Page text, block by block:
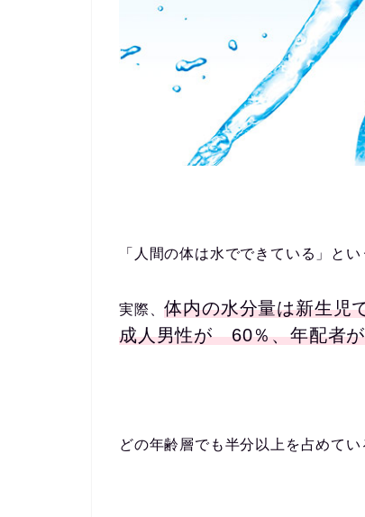
「人間の体は水でできている」と
実際、体内の水分量は新生児
成人男性が 60％、年配者
どの年齢層でも半分以上を占めてい